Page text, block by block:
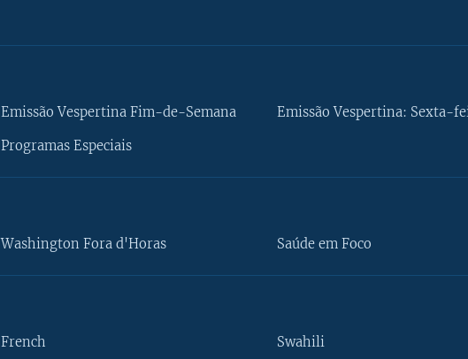
Emissão Vespertina Fim-de-Semana
Programas Especiais
Emissão Vespertina: Sexta-
Washington Fora d'Horas Saúde em Foco
French Swahili